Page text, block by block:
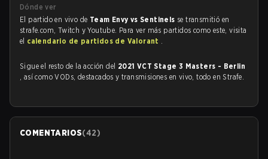
Dónde ver
El partido en vivo de Team Envy vs Sentinels se transmitió en
strafe.com, Twitch y Youtube. Para ver más partidos como este, visita
el calendario de partidos de Valorant .
Sigue el resto de la acción del 2021 VCT Stage 3 Masters - Berlin
, así como VODs, destacados y transmisiones en vivo, todo en Strafe.
COMENTARIOS(42)